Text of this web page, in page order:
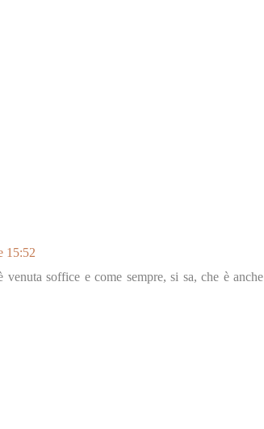
15:52
soffice e come sempre, si sa, che è anche